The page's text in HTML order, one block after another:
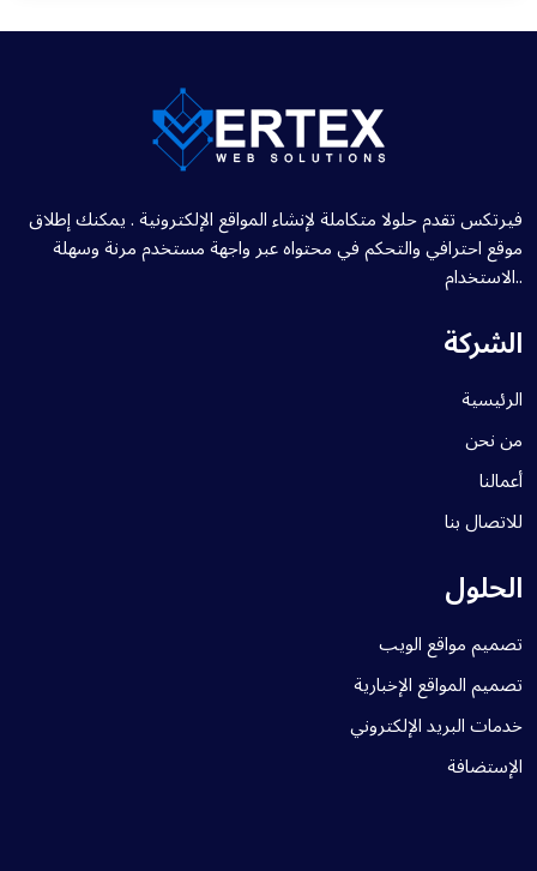
فيرتكس تقدم حلولا متكاملة لإنشاء المواقع الإلكترونية . يمكنك إطلاق
موقع احترافي والتحكم في محتواه عبر واجهة مستخدم مرنة وسهلة
الاستخدام..
الشركة
الرئيسية
من نحن
أعمالنا
للاتصال بنا
الحلول
تصميم مواقع الويب
تصميم المواقع الإخبارية
خدمات البريد الإلكتروني
الإستضافة